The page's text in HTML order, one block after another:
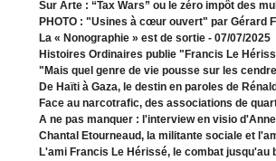
Sur Arte : “Tax Wars” ou le zéro impôt des
PHOTO : "Usines à cœur ouvert" par Gérard
La « Nonographie » est de sortie - 07/07/2025
Histoires Ordinaires publie "Francis Le
"Mais quel genre de vie pousse sur les
De Haïti à Gaza, le destin en paroles de
Face au narcotrafic, des associations de
A ne pas manquer : l'interview en visio
Chantal Etourneaud, la militante sociale et
L'ami Francis Le Hérissé, le combat jusqu'au